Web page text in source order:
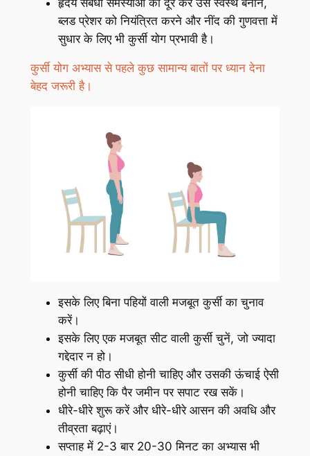
ब्लड प्रेशर को नियंत्रित करने और नींद की गुणवत्ता में
सुधार के लिए भी कुर्सी योग प्रभावी है।
कुर्सी योग अभ्यास से पहले कुछ सामान्य बातों पर ध्यान देना
बेहद जरूरी है।
इसके लिए बिना पहियों वाली मजबूत कुर्सी का चुनाव
करें।
इसके लिए एक मजबूत सीट वाली कुर्सी चुनें, जो ज्यादा
गद्देदार न हो।
कुर्सी की पीठ सीधी होनी चाहिए और उसकी ऊंचाई ऐसी
होनी चाहिए कि पैर जमीन पर सपाट रख सकें।
धीरे-धीरे शुरू करें और धीरे-धीरे आसन की अवधि और
तीव्रता बढ़ाएं।
सप्ताह में 2-3 बार 20-30 मिनट का अभ्यास भी